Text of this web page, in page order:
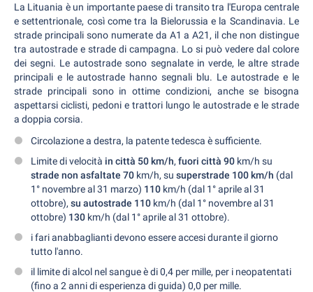
La Lituania è un importante paese di transito tra l'Europa centrale
e settentrionale, così come tra la Bielorussia e la Scandinavia. Le
strade principali sono numerate da A1 a A21, il che non distingue
tra autostrade e strade di campagna. Lo si può vedere dal colore
dei segni. Le autostrade sono segnalate in verde, le altre strade
principali e le autostrade hanno segnali blu. Le autostrade e le
strade principali sono in ottime condizioni, anche se bisogna
aspettarsi ciclisti, pedoni e trattori lungo le autostrade e le strade
a doppia corsia.
Circolazione a destra, la patente tedesca è sufficiente.
Limite di velocità in città 50 km/h, fuori città 90 km/h su
strade non asfaltate 70 km/h, su superstrade 100 km/h (dal
1° novembre al 31 marzo) 110 km/h (dal 1° aprile al 31
ottobre), su autostrade 110 km/h (dal 1° novembre al 31
ottobre) 130 km/h (dal 1° aprile al 31 ottobre).
i fari anabbaglianti devono essere accesi durante il giorno
tutto l'anno.
il limite di alcol nel sangue è di 0,4 per mille, per i neopatentati
(fino a 2 anni di esperienza di guida) 0,0 per mille.